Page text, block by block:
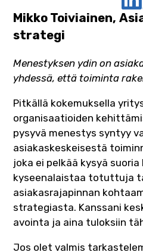
Mikko Toiviainen,
strategi
Menestyksen ydin on
yhdessä, että toiminta
Pitkällä kokemuksella
organisaatioiden
pysyvä menestys syntyy
asiakaskeskeisestä
joka ei pelkää kysyä
kyseenalaistaa totuttuja
asiakasrajapinnan
strategiasta. Kanssani
avointa ja aina tuloksiin
Jos olet valmis